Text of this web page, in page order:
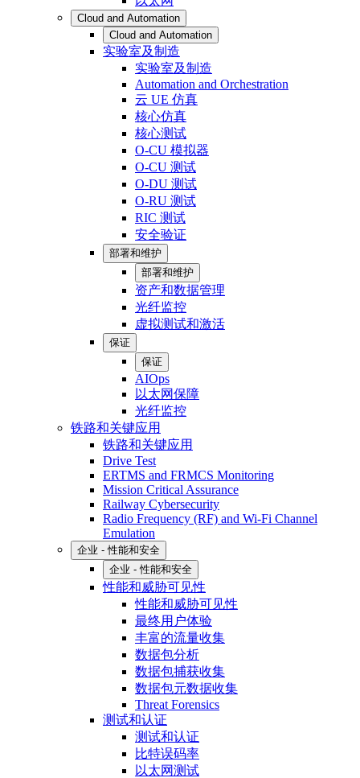
Cloud and Automation
Cloud and Automation
实验室及制造
实验室及制造
Automation and Orchestration
云 UE 仿真
核心仿真
核心测试
O-CU 模拟器
O-CU 测试
O-DU 测试
O-RU 测试
RIC 测试
安全验证
部署和维护
部署和维护
资产和数据管理
光纤监控
虚拟测试和激活
保证
保证
AIOps
以太网保障
光纤监控
铁路和关键应用
铁路和关键应用
Drive Test
ERTMS and FRMCS Monitoring
Mission Critical Assurance
Railway Cybersecurity
Radio Frequency (RF) and Wi-Fi Channel
Emulation
企业 - 性能和安全
企业 - 性能和安全
性能和威胁可见性
性能和威胁可见性
最终用户体验
丰富的流量收集
数据包分析
数据包捕获收集
数据包元数据收集
Threat Forensics
测试和认证
测试和认证
比特误码率
以太网测试